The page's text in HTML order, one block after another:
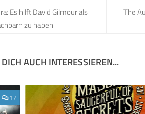
The
Es hilft David Gilmour als
zu haben
AUCH INTERESSIEREN...
17